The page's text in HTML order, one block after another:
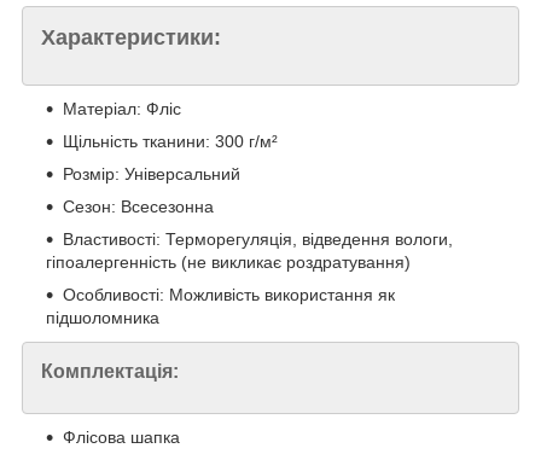
Характеристики:
Матеріал: Фліс
Щільність тканини: 300 г/м²
Розмір: Універсальний
Сезон: Всесезонна
Властивості: Терморегуляція, відведення вологи,
гіпоалергенність (не викликає роздратування)
Особливості: Можливість використання як
підшоломника
Комплектація:
Флісова шапка